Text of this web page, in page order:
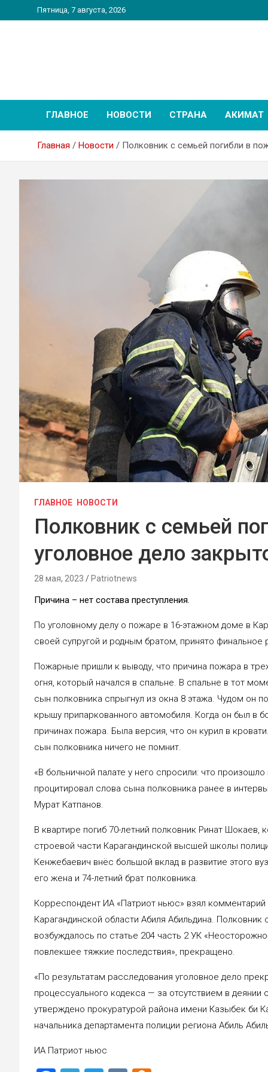
к
Пятница, 7 августа, 2026
ГЛАВНОЕ НОВОСТИ СТРАНА АКИМАТ
Главная Новости Полковник с семьей погибли в
ГЛАВНОЕ НОВОСТИ
Полковник с семьей
уголовное дело
28 мая, 2023 Patriotnews
Причина – нет состава преступления.
По уголовному делу о пожаре в 16-этажном доме в
своей супругой и родным братом, принято
Пожарные пришли к выводу, что причина пожара в
огня, который начался в спальне. В спальне в тот
сын полковника спрыгнул из окна 8 этажа. Чудом он
крышу припаркованного автомобиля. Когда он был в
причинах пожара. Была версия, что он курил в
сын полковника ничего не помнит.
«В больничной палате у него спросили: что
процитировал слова сына полковника ранее в
Мурат Катпанов.
В квартире погиб 70-летний полковник Ринат
строевой части Карагандинской высшей школы
Кенжебаевич внёс большой вклад в развитие этого
его жена и 74-летний брат полковника.
Корреспондент ИА «Патриот ньюс» взял комментарий
Карагандинской области Абиля Абильдина.
возбуждалось по статье 204 часть 2 УК
повлекшее тяжкие последствия», прекращено.
«По результатам расследования уголовное дело
процессуального кодекса — за отсутствием в
утверждено прокуратурой района имени Казыбек би
начальника департамента полиции региона Абиль
ИА Патриот ньюс